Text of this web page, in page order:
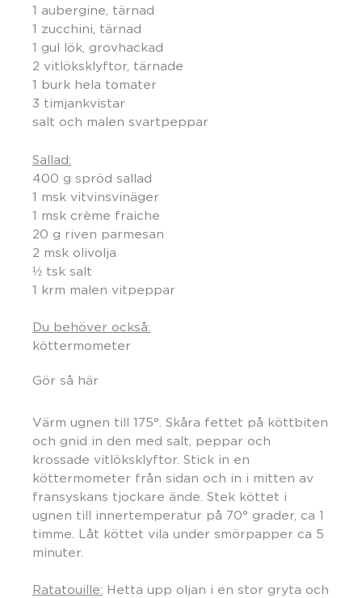
1 aubergine, tärnad
1 zucchini, tärnad
1 gul lök, grovhackad
2 vitlöksklyftor, tärnade
1 burk hela tomater
3 timjankvistar
salt och malen svartpeppar
Sallad:
400 g spröd sallad
1 msk vitvinsvinäger
1 msk crème fraiche
20 g riven parmesan
2 msk olivolja
½ tsk salt
1 krm malen vitpeppar
Du behöver också:
köttermometer
Gör så här
Värm ugnen till 175°. Skåra fettet på köttbiten
och gnid in den med salt, peppar och
krossade vitlöksklyftor. Stick in en
köttermometer från sidan och in i mitten av
fransyskans tjockare ände. Stek köttet i
ugnen till innertemperatur på 70° grader, ca 1
timme. Låt köttet vila under smörpapper ca 5
minuter.
Ratatouille: Hetta upp oljan i en stor gryta och